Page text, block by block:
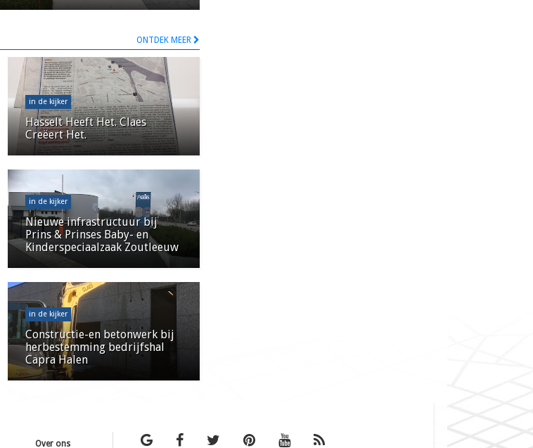
ONTDEK MEER
in de kijker
Hasselt Heeft Het. Claes
Creëert Het.
in de kijker
Nieuwe infrastructuur bij
Prins & Prinses Baby- en
Kinderspeciaalzaak Zoutleeuw
in de kijker
Constructie-en betonwerk bij
herbestemming bedrijfshal
Capra Halen
Over ons